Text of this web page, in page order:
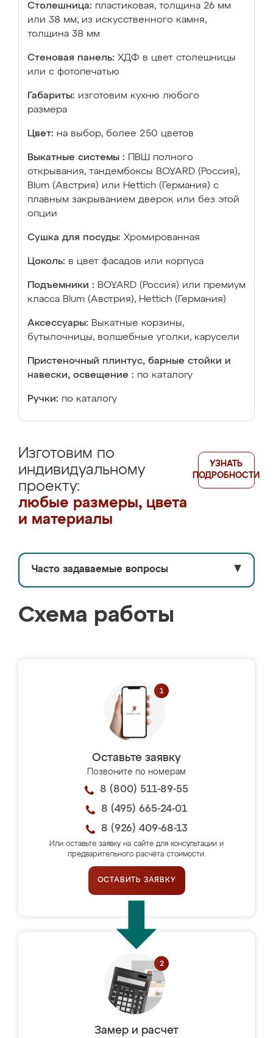
Столешница: пластиковая, толщина 26 мм
или 38 мм; из искусственного камня,
толщина 38 мм
Стеновая панель: ХДФ в цвет столешницы
или с фотопечатью
Габариты: изготовим кухню любого
размера
Цвет: на выбор, более 250 цветов
Выкатные системы :
ПВШ полного
открывания, тандембоксы BOYARD (Россия),
Blum (Австрия) или Hettich (Германия) с
плавным закрыванием дверок или без этой
опции
Сушка для посуды: Хромированная
Цоколь: в цвет фасадов или корпуса
Подъемники : BOYARD (Россия) или премиум
класса Blum (Австрия), Hettich (Германия)
Аксессуары: Выкатные корзины,
бутылочницы, волшебные уголки, карусели
Пристеночный плинтус, барные стойки и
навески, освещение : по каталогу
Ручки: по каталогу
Изготовим по
индивидуальному
проекту:
любые размеры, цвета
и материалы
УЗНАТЬ
ПОДРОБНОСТИ
Часто задаваемые вопросы ▼
Схема работы
Оставьте заявку
Позвоните по номерам
8 (800) 511-89-55
8 (495) 665-24-01
8 (926) 409-68-13
Или оставьте заявку на сайте для консультации и
предварительного расчёта стоимости.
ОСТАВИТЬ ЗАЯВКУ
Замер и расчет